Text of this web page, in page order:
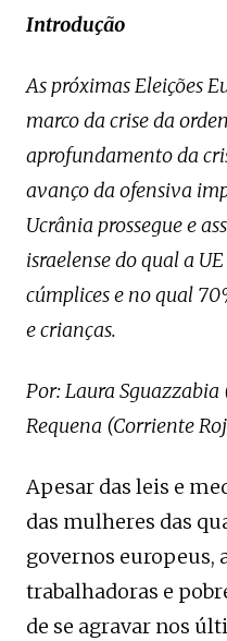
Introdução
As próximas Eleições
marco da crise da
aprofundamento da
avanço da ofensiva
Ucrânia prossegue e
israelense do qual a
cúmplices e no qual
e crianças.
Por: Laura Sguazzabia
Requena (Corriente
Apesar das leis e
das mulheres das
governos europeus,
trabalhadoras e
de se agravar nos